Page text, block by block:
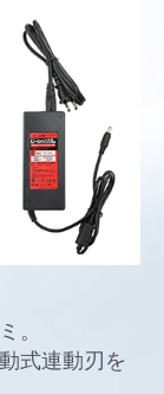
。
式連動刃を